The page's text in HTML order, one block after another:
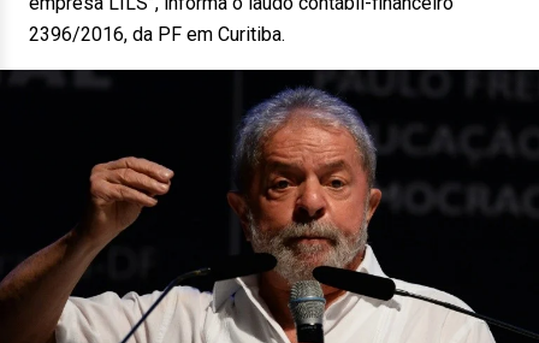
2396/2016, da PF em Curitiba.